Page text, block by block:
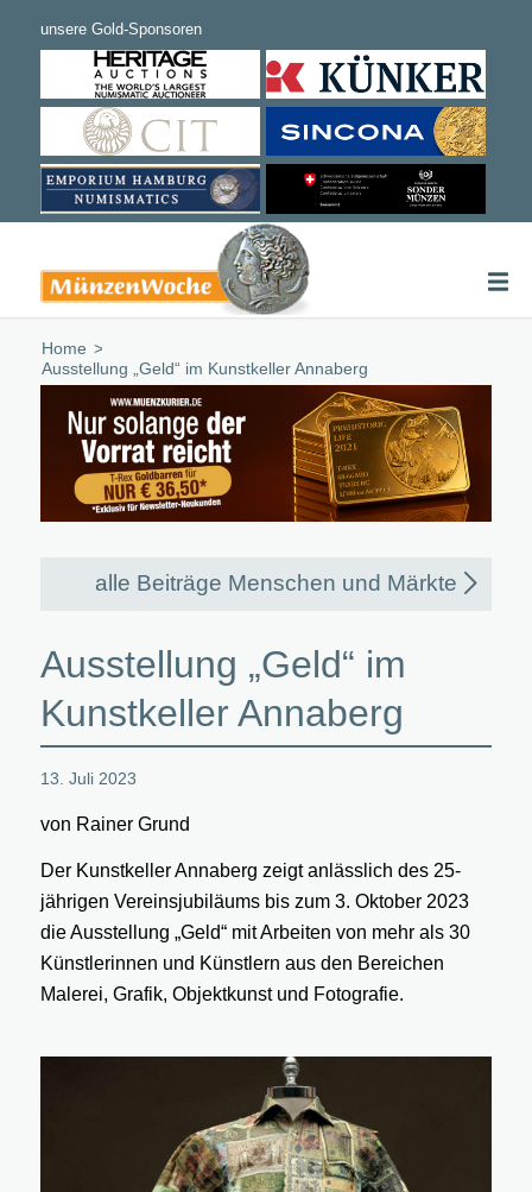
Home
Ausstellung „Geld“ im Kunstkeller Annaberg
alle Beiträge Menschen und Märkte
Ausstellung „Geld“ im
Kunstkeller Annaberg
13. Juli 2023
von Rainer Grund
Der Kunstkeller Annaberg zeigt anlässlich des 25-
jährigen Vereinsjubiläums bis zum 3. Oktober 2023
die Ausstellung „Geld“ mit Arbeiten von mehr als 30
Künstlerinnen und Künstlern aus den Bereichen
Malerei, Grafik, Objektkunst und Fotografie.